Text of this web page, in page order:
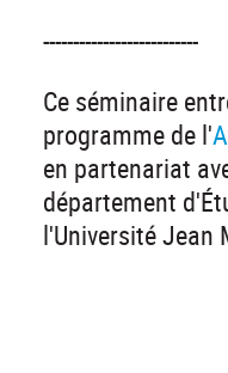
--------------------------
Ce séminaire
programme de l'
en partenariat
département
l'Université Jean